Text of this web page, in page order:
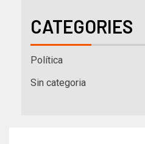
CATEGORIES
Política
Sin categoria